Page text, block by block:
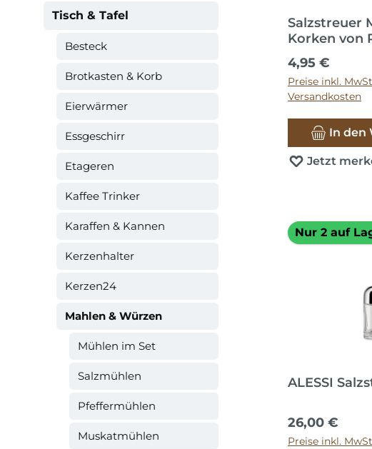
Tisch & Tafel
Besteck
Brotkasten & Korb
Eierwärmer
Essgeschirr
Etageren
Kaffee Trinker
Karaffen & Kannen
Kerzenhalter
Kerzen24
Mahlen & Würzen
Mühlen im Set
Salzmühlen
Pfeffermühlen
Muskatmühlen
Salzstreuer
Korken von
Regulärer
4,95 €
Preise inkl.
Versandkosten
In den
Jetzt
Nur 2 auf
ALESSI
Regulärer
26,00 €
Preise inkl.